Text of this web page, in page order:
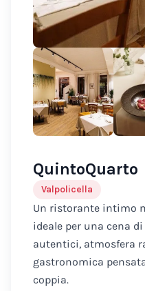
QuintoQuarto
Valpolicella
Un ristorante intimo
ideale per una cena
autentici, atmosfera
gastronomica
coppia.